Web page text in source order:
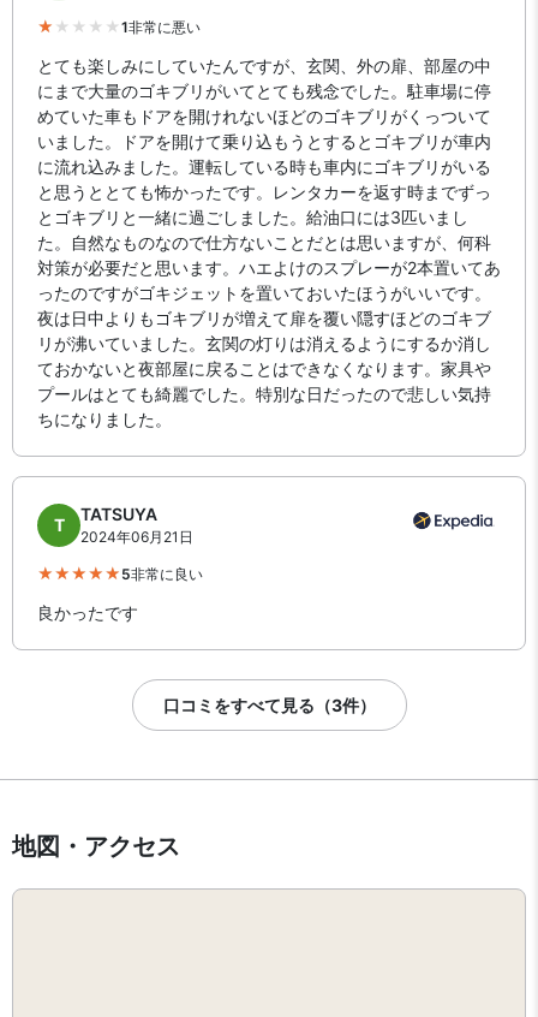
1非常に悪い
とても楽しみにしていたんですが、玄関、外の扉、部屋の中
にまで大量のゴキブリがいてとても残念でした。駐車場に停
めていた車もドアを開けれないほどのゴキブリがくっついて
いました。ドアを開けて乗り込もうとするとゴキブリが車内
に流れ込みました。運転している時も車内にゴキブリがいる
と思うととても怖かったです。レンタカーを返す時までずっ
とゴキブリと一緒に過ごしました。給油口には3匹いまし
た。自然なものなので仕方ないことだとは思いますが、何科
対策が必要だと思います。ハエよけのスプレーが2本置いてあ
ったのですがゴキジェットを置いておいたほうがいいです。
夜は日中よりもゴキブリが増えて扉を覆い隠すほどのゴキブ
リが沸いていました。玄関の灯りは消えるようにするか消し
ておかないと夜部屋に戻ることはできなくなります。家具や
プールはとても綺麗でした。特別な日だったので悲しい気持
ちになりました。
T
TATSUYA
2024年06月21日
5非常に良い
良かったです
口コミをすべて見る（3件）
地図・アクセス